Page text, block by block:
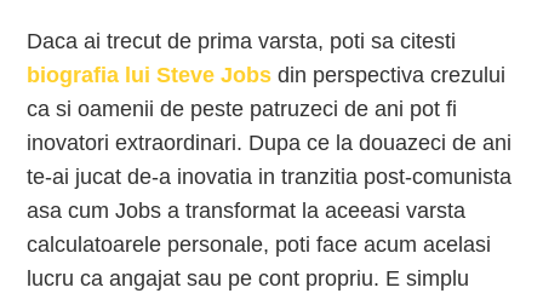
Daca ai trecut de prima varsta, poti sa citesti
biografia lui Steve Jobs din perspectiva crezului
ca si oamenii de peste patruzeci de ani pot fi
inovatori extraordinari. Dupa ce la douazeci de ani
te-ai jucat de-a inovatia in tranzitia post-comunista
asa cum Jobs a transformat la aceeasi varsta
calculatoarele personale, poti face acum acelasi
lucru ca angajat sau pe cont propriu. E simplu